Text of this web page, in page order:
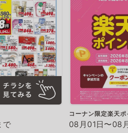
で
コーナン限定楽天
08月01日〜08